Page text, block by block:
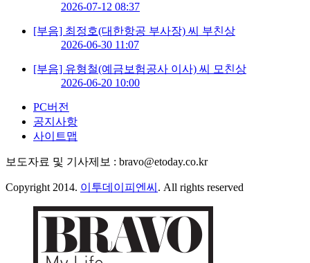
2026-07-12 08:37
[부음] 최정호(대한항공 부사장) 씨 부친상
2026-06-30 11:07
[부음] 유형철(예금보험공사 이사) 씨 모친상
2026-06-20 10:00
PC버전
공지사항
사이트맵
보도자료 및 기사제보 : bravo@etoday.co.kr
Copyright 2014. 이투데이피엔씨 . All rights reserved